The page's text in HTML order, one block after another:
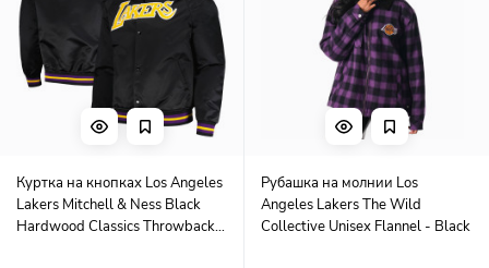
Куртка на кнопках Los Angeles
Lakers Mitchell & Ness Black
Hardwood Classics Throwback
Рубашка на молнии Los
Angeles Lakers The Wild
Collective Unisex Flannel - Black